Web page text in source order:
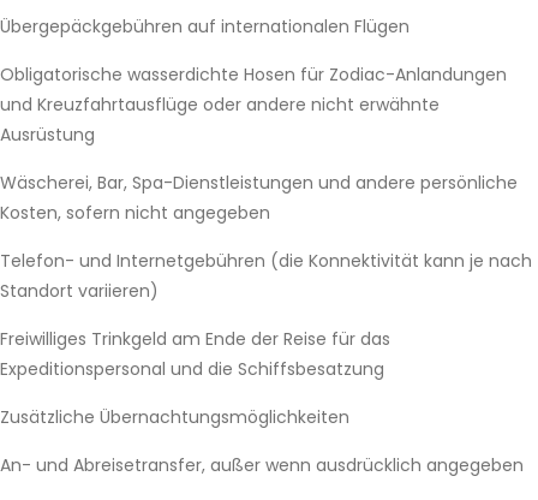
Übergepäckgebühren auf internationalen Flügen
Obligatorische wasserdichte Hosen für Zodiac-Anlandungen
und Kreuzfahrtausflüge oder andere nicht erwähnte
Ausrüstung
Wäscherei, Bar, Spa-Dienstleistungen und andere persönliche
Kosten, sofern nicht angegeben
Telefon- und Internetgebühren (die Konnektivität kann je nach
Standort variieren)
Freiwilliges Trinkgeld am Ende der Reise für das
Expeditionspersonal und die Schiffsbesatzung
Zusätzliche Übernachtungsmöglichkeiten
An- und Abreisetransfer, außer wenn ausdrücklich angegeben